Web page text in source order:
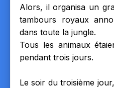
Alors, il organisa un
tambours royaux
dans toute la jungle.
Tous les animaux
pendant trois jours.
Le soir du troisième